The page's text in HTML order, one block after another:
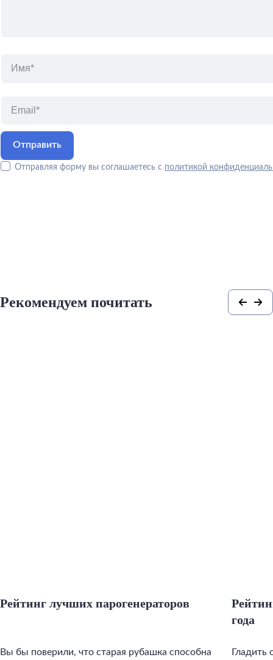
Отправляя форму вы соглашаетесь с политикой
Рекомендуем почитать
Рейтинг лучших парогенераторов
Вы бы поверили, что старая рубашка способна
года
Гладить